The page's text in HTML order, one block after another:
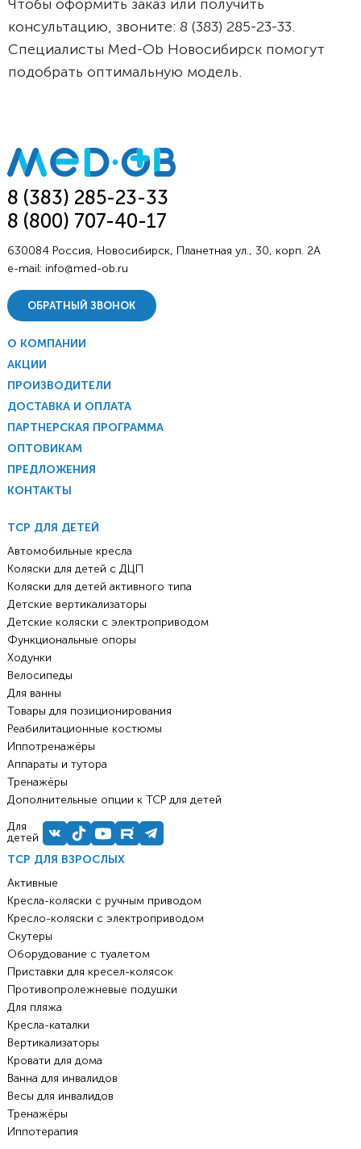
Чтобы оформить заказ или получить
консультацию, звоните: 8 (383) 285-23-33.
Специалисты Med-Ob Новосибирск помогут
подобрать оптимальную модель.
8 (383) 285-23-33
8 (800) 707-40-17
630084 Россия, Новосибирск, Планетная ул., 30, корп. 2А
e-mail: info@med-ob.ru
ОБРАТНЫЙ ЗВОНОК
О КОМПАНИИ
АКЦИИ
ПРОИЗВОДИТЕЛИ
ДОСТАВКА И ОПЛАТА
ПАРТНЕРСКАЯ ПРОГРАММА
ОПТОВИКАМ
ПРЕДЛОЖЕНИЯ
КОНТАКТЫ
ТСР ДЛЯ ВЗРОСЛЫХ
Активные
Кресла-коляски с ручным приводом
Кресло-коляски с электроприводом
Скутеры
Оборудование с туалетом
Приставки для кресел-колясок
Противопролежневые подушки
Для пляжа
Кресла-каталки
Вертикализаторы
Кровати для дома
Ванна для инвалидов
Весы для инвалидов
Тренажёры
Иппотерапия
ТСР ДЛЯ ДЕТЕЙ
Автомобильные кресла
Коляски для детей с ДЦП
Коляски для детей активного типа
Детские вертикализаторы
Детские коляски с электроприводом
Функциональные опоры
Ходунки
Велосипеды
Для ванны
Товары для позиционирования
Реабилитационные костюмы
Иппотренажёры
Аппараты и тутора
Тренажёры
Дополнительные опции к ТСР для детей
Для
детей